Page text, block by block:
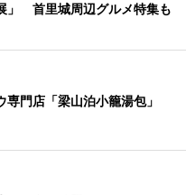
」 首里城周辺グルメ特集も
専門店「梁山泊小籠湯包」